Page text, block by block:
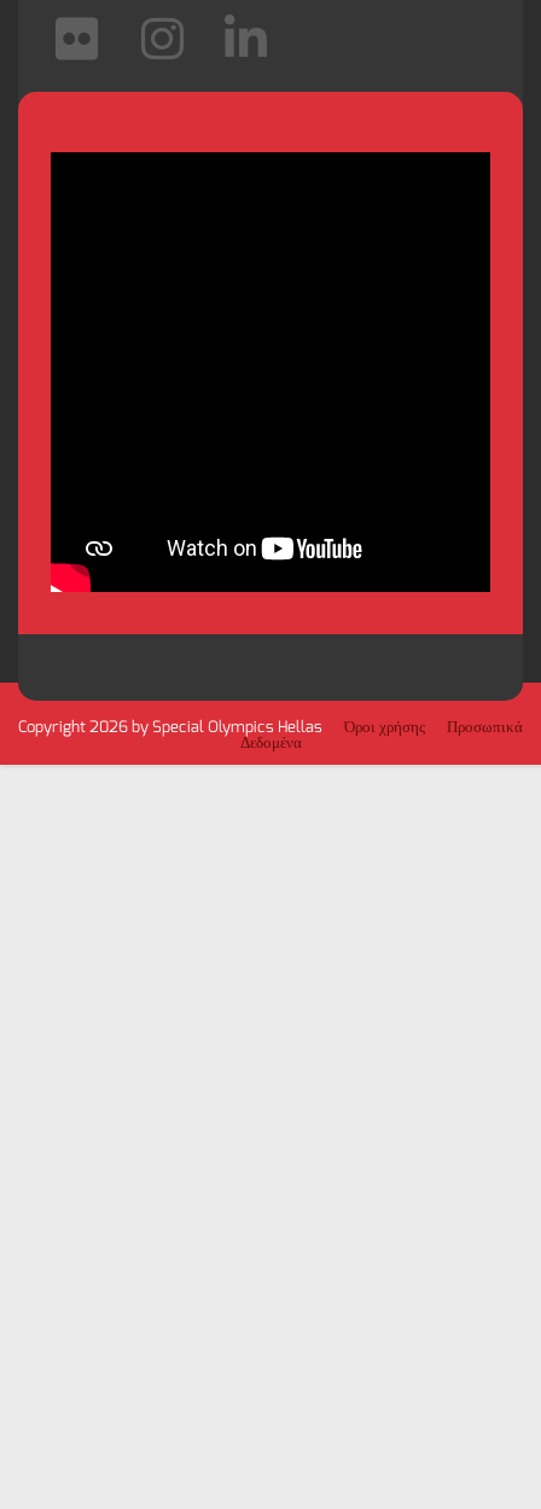
Copyright 2026 by Special Olympics Hellas Όροι χρήσης Προσωπικά
Δεδομένα